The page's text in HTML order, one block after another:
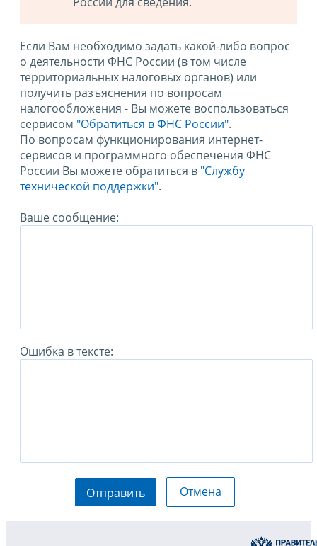
Если Вам необходимо задать какой-либо вопрос
о деятельности ФНС России (в том числе
территориальных налоговых органов) или
получить разъяснения по вопросам
налогообложения - Вы можете воспользоваться
сервисом "Обратиться в ФНС России".
По вопросам функционирования интернет-
сервисов и программного обеспечения ФНС
России Вы можете обратиться в "Службу
технической поддержки".
Ваше сообщение:
Ошибка в тексте:
Отправить Отмена